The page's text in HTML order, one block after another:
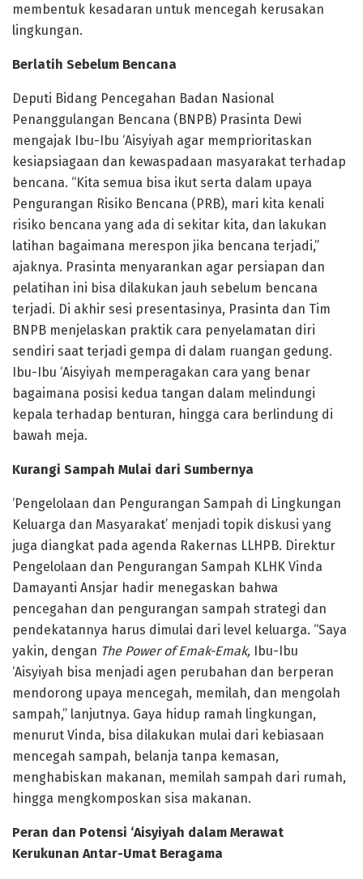
membentuk kesadaran untuk mencegah kerusakan
lingkungan.
Berlatih Sebelum Bencana
Deputi Bidang Pencegahan Badan Nasional
Penanggulangan Bencana (BNPB) Prasinta Dewi
mengajak Ibu-Ibu ‘Aisyiyah agar memprioritaskan
kesiapsiagaan dan kewaspadaan masyarakat terhadap
bencana. “Kita semua bisa ikut serta dalam upaya
Pengurangan Risiko Bencana (PRB), mari kita kenali
risiko bencana yang ada di sekitar kita, dan lakukan
latihan bagaimana merespon jika bencana terjadi,”
ajaknya. Prasinta menyarankan agar persiapan dan
pelatihan ini bisa dilakukan jauh sebelum bencana
terjadi. Di akhir sesi presentasinya, Prasinta dan Tim
BNPB menjelaskan praktik cara penyelamatan diri
sendiri saat terjadi gempa di dalam ruangan gedung.
Ibu-Ibu ‘Aisyiyah memperagakan cara yang benar
bagaimana posisi kedua tangan dalam melindungi
kepala terhadap benturan, hingga cara berlindung di
bawah meja.
Kurangi Sampah Mulai dari Sumbernya
‘Pengelolaan dan Pengurangan Sampah di Lingkungan
Keluarga dan Masyarakat’ menjadi topik diskusi yang
juga diangkat pada agenda Rakernas LLHPB. Direktur
Pengelolaan dan Pengurangan Sampah KLHK Vinda
Damayanti Ansjar hadir menegaskan bahwa
pencegahan dan pengurangan sampah strategi dan
pendekatannya harus dimulai dari level keluarga. “Saya
yakin, dengan The Power of Emak-Emak,
Ibu-Ibu
‘Aisyiyah bisa menjadi agen perubahan dan berperan
mendorong upaya mencegah, memilah, dan mengolah
sampah,” lanjutnya. Gaya hidup ramah lingkungan,
menurut Vinda, bisa dilakukan mulai dari kebiasaan
mencegah sampah, belanja tanpa kemasan,
menghabiskan makanan, memilah sampah dari rumah,
hingga mengkomposkan sisa makanan.
Peran dan Potensi ‘Aisyiyah dalam Merawat
Kerukunan Antar-Umat Beragama